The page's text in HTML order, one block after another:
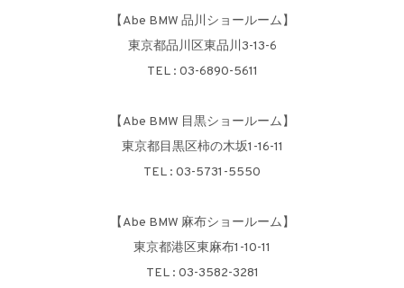
【Abe BMW 品川ショールーム】
東京都品川区東品川3-13-6
TEL : 03-6890-5611
【Abe BMW 目黒ショールーム】
東京都目黒区柿の木坂1-16-11
TEL : 03-5731-5550
【Abe BMW 麻布ショールーム】
東京都港区東麻布1-10-11
TEL : 03-3582-3281